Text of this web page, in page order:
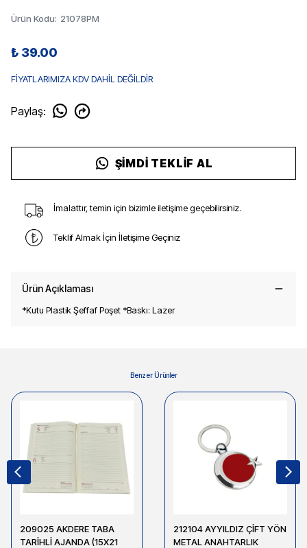
Ürün Kodu: 21078PM
₺ 39.00
FİYATLARIMIZA KDV DAHİL DEĞİLDİR
Paylaş:
ŞIMDI TEKLIF AL
İmalattır, temin için bizimle iletişime geçebilirsiniz.
Teklif Almak İçin İletişime Geçiniz
Ürün Açıklaması
*Kutu Plastik Şeffaf Poşet *Baskı: Lazer
Benzer Ürünler
209025 AKDERE TABA
TARİHLİ AJANDA (15X21
212104 AYYILDIZ ÇİFT YÖN
METAL ANAHTARLIK